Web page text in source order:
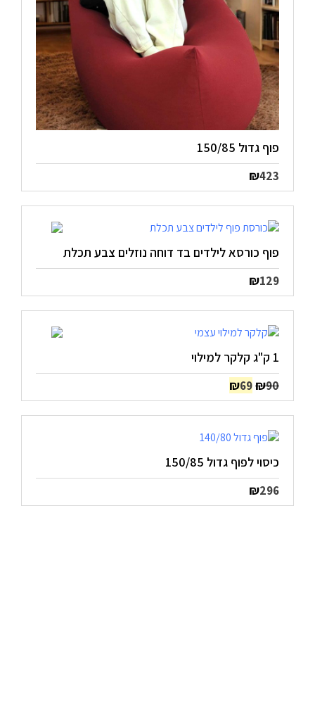
פוף גדול 150/85
₪423
פוף כורסא לילדים בד דוחה נוזלים צבע תכלת
₪129
1 ק"ג קלקר למילוי
₪90
המחיר
המקורי
היה:
₪90.
₪69
הנוכחי
הוא:
₪69.
כיסוי לפוף גדול 150/85
₪296